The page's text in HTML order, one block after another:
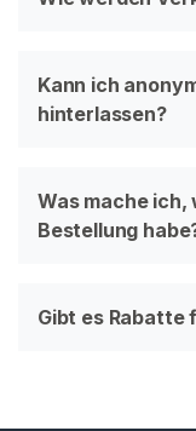
Kann ich
hinterlassen?
Was mache ich,
Bestellung
Gibt es Rabatte